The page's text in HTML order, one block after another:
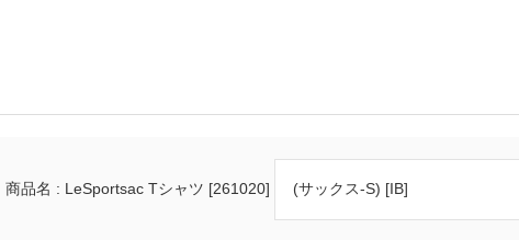
商品名 : LeSportsac Tシャツ [261020]